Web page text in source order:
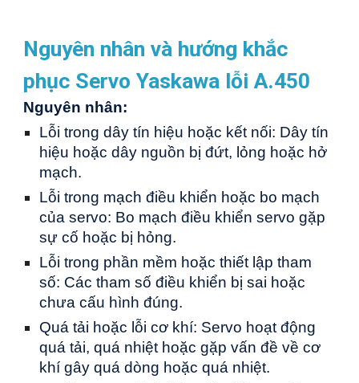
Nguyên nhân và hướng khắc
phục Servo Yaskawa lỗi A.450
Nguyên nhân:
Lỗi trong dây tín hiệu hoặc kết nối: Dây tín
hiệu hoặc dây nguồn bị đứt, lỏng hoặc hở
mạch.
Lỗi trong mạch điều khiển hoặc bo mạch
của servo: Bo mạch điều khiển servo gặp
sự cố hoặc bị hỏng.
Lỗi trong phần mềm hoặc thiết lập tham
số: Các tham số điều khiển bị sai hoặc
chưa cấu hình đúng.
Quá tải hoặc lỗi cơ khí: Servo hoạt động
quá tải, quá nhiệt hoặc gặp vấn đề về cơ
khí gây quá dòng hoặc quá nhiệt.